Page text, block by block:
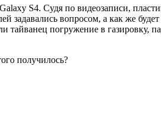
S4. Судя по видеозаписи,
задавались вопросом, а как же будет
погружение в газировку,
получилось?